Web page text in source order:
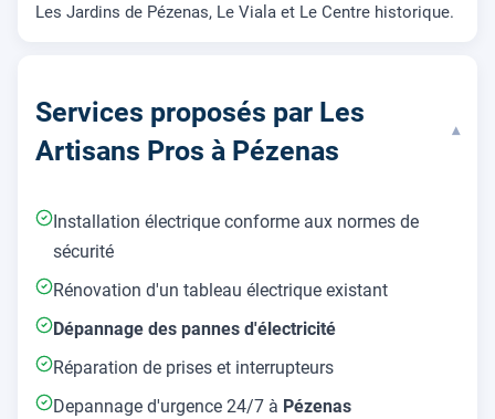
Les Jardins de Pézenas, Le Viala et Le Centre historique.
Services proposés par Les
Artisans Pros à Pézenas
▾
Installation électrique conforme aux normes de
sécurité
Rénovation d'un tableau électrique existant
Dépannage des pannes d'électricité
Réparation de prises et interrupteurs
Depannage d'urgence 24/7 à Pézenas